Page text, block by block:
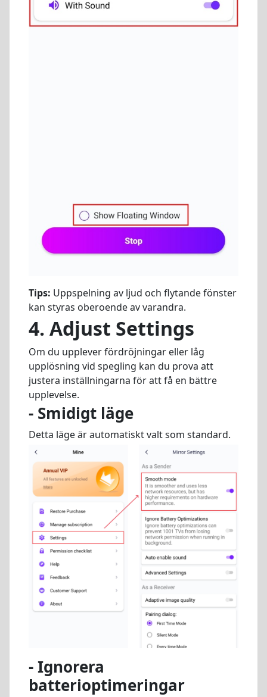
Tips: Uppspelning av ljud och flytande fönster
kan styras oberoende av varandra.
4. Adjust Settings
Om du upplever fördröjningar eller låg
upplösning vid spegling kan du prova att
justera inställningarna för att få en bättre
upplevelse.
- Smidigt läge
Detta läge är automatiskt valt som standard.
- Ignorera
batterioptimeringar